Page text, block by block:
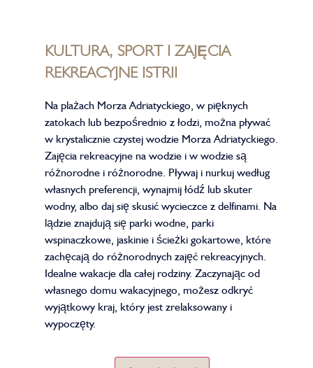
KULTURA, SPORT I ZAJĘCIA
REKREACYJNE ISTRII
Na plażach Morza Adriatyckiego, w pięknych
zatokach lub bezpośrednio z łodzi, można pływać
w krystalicznie czystej wodzie Morza Adriatyckiego.
Zajęcia rekreacyjne na wodzie i w wodzie są
różnorodne i różnorodne. Pływaj i nurkuj według
własnych preferencji, wynajmij łódź lub skuter
wodny, albo daj się skusić wycieczce z delfinami. Na
lądzie znajdują się parki wodne, parki
wspinaczkowe, jaskinie i ścieżki gokartowe, które
zachęcają do różnorodnych zajęć rekreacyjnych.
Idealne wakacje dla całej rodziny. Zaczynając od
własnego domu wakacyjnego, możesz odkryć
wyjątkowy kraj, który jest zrelaksowany i
wypoczęty.